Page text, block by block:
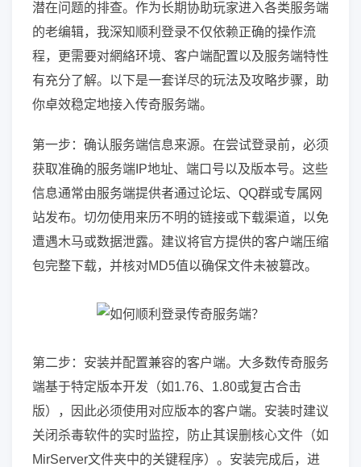
潜在问题的排查。作为长期协助玩家进入各类服务端
的老编辑，我深知顺利登录不仅依赖正确的操作流
程，更需要对網絡环境、客户端配置以及服务端特性
有充分了解。以下是一套详尽的玩法及攻略步骤，助
你卓效稳定地接入传奇服务端。
第一步：确认服务端信息来源。在尝试登录前，必须
获取准确的服务端IP地址、端口号以及版本号。这些
信息通常由服务端提供者通过论坛、QQ群或专属网
站发布。切勿使用来历不明的链接或下载渠道，以免
遭遇木马或数据泄露。建议将官方提供的客户端压缩
包完整下载，并核对MD5值以确保文件未被篡改。
第二步：安装并配置兼容的客户端。大多数传奇服务
端基于特定版本开发（如1.76、1.80或复古合击
版），因此必须使用对应版本的客户端。安装时建议
关闭杀毒软件的实时监控，防止其误删核心文件（如
MirServer文件夹中的关键程序）。安装完成后，进